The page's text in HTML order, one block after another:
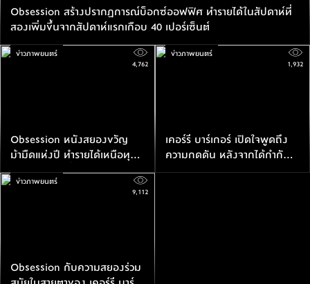
Obsession สร้างปรากฏการณ์บ็อกซ์ออฟฟิศ ทำรายได้ในสัปดาห์ที่
สองเพิ่มขึ้นจากสัปดาห์แรกเกือบ 40 เปอร์เซ็นต์
Obsession หนังสยองขวัญ
ม้ามืดแห่งปี ทำรายได้เหนือทุน
สร้าง 28 เท่า ตั้งแต่สัปดาห์แรก
ของการเข้าฉาย
ข่าวภาพยนตร์
4,762
เคอร์รี บาร์เกอร์ เปิดใจพูดถึง
ความกดดัน หลังจากได้กำกับ
Obsession ที่เป็นหนังยาวเรื่อง
ข่าวภาพยนตร์
1,932
Obsession กับความสยองร่วม
ข่าวภาพยนตร์
9,112